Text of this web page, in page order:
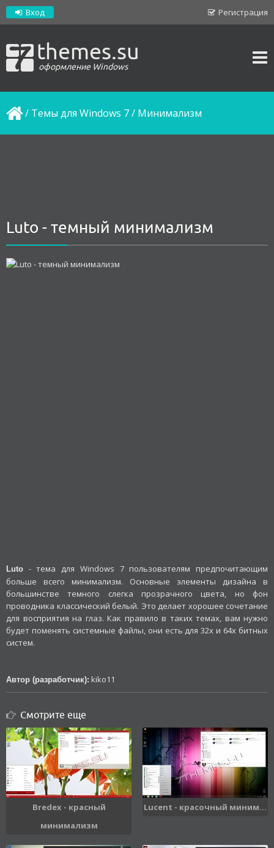
Регистрация
Вход
themes.su
оформление Windows
/ Темы для Windows 7/ Минимализм
Luto - темный минимализм
Luto - тема для Windows 7 пользователям предпочитающим
больше всего минимализм. Основные элементы дизайна в
большинстве темного слегка прозрачного цвета, но фон
проводника классический белый. Это делает хорошее сочетание
для восприятия на глаз. Как правило в таких темах, вам нужно
будет поменять системные файлы, они есть для 32х и 64х битных
систем.
Автор (разработчик): kiko11
Смотрите еще
Bredex - красный
минимализм
Lucent - красочный миним...